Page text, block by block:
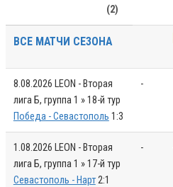
(2)
ВСЕ МАТЧИ СЕЗОНА
8.08.2026 LEON - Вторая
лига Б, группа 1 » 18-й тур
Победа - Севастополь 1:3
-
1.08.2026 LEON - Вторая
лига Б, группа 1 » 17-й тур
Севастополь - Нарт2:1
-